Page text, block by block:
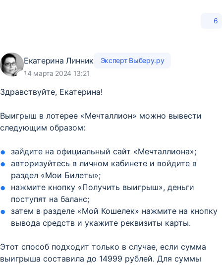
6
Екатерина Линник
Эксперт Выберу.ру
14 марта 2024 13:21
Здравствуйте, Екатерина!
Выигрыш в лотерее «Мечталлион» можно вывести
следующим образом:
зайдите на официальный сайт «Мечталлиона»;
авторизуйтесь в личном кабинете и войдите в
раздел «Мои Билеты»;
нажмите кнопку «Получить выигрыш», деньги
поступят на баланс;
затем в разделе «Мой Кошелек» нажмите на кнопку
вывода средств и укажите реквизиты карты.
Этот способ подходит только в случае, если сумма
выигрыша составила до 14999 рублей. Для суммы